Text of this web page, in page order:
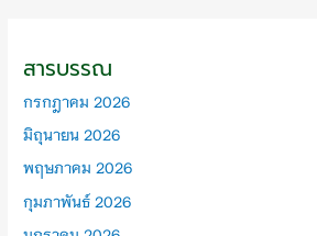
สารบรรณ
กรกฎาคม 2026
มิถุนายน 2026
พฤษภาคม 2026
กุมภาพันธ์ 2026